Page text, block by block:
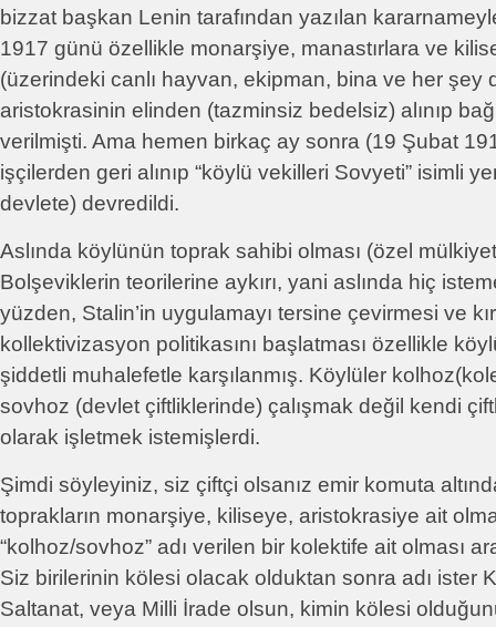
bizzat başkan Lenin tarafından yazılan
1917 günü özellikle monarşiye, manastırlara ve
(üzerindeki canlı hayvan, ekipman, bina ve her şey
aristokrasinin elinden (tazminsiz bedelsiz) alınıp
verilmişti. Ama hemen birkaç ay sonra (19 Şubat
işçilerden geri alınıp “köylü vekilleri Sovyeti” isimli
devlete) devredildi.
Aslında köylünün toprak sahibi olması (özel mülkiyet
Bolşeviklerin teorilerine aykırı, yani aslında hiç
yüzden, Stalin’in uygulamayı tersine çevirmesi ve
kollektivizasyon politikasını başlatması özellikle
şiddetli muhalefetle karşılanmış. Köylüler
sovhoz (devlet çiftliklerinde) çalışmak değil kendi
olarak işletmek istemişlerdi.
Şimdi söyleyiniz, siz çiftçi olsanız emir komuta
toprakların monarşiye, kiliseye, aristokrasiye ait
“kolhoz/sovhoz” adı verilen bir kolektife ait olması
Siz birilerinin kölesi olacak olduktan sonra adı ister
Saltanat, veya Milli İrade olsun, kimin kölesi